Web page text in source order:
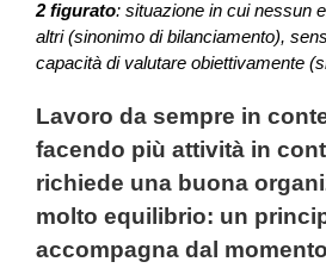
2 figurato: situazione in cui nessun
altri (sinonimo di bilanciamento),
capacità di valutare obiettivamente
Lavoro da sempre in
facendo più attività in
richiede una buona
molto equilibrio: un
accompagna dal